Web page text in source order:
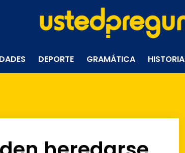
DEPORTE GRAMÁTICA HISTORIA